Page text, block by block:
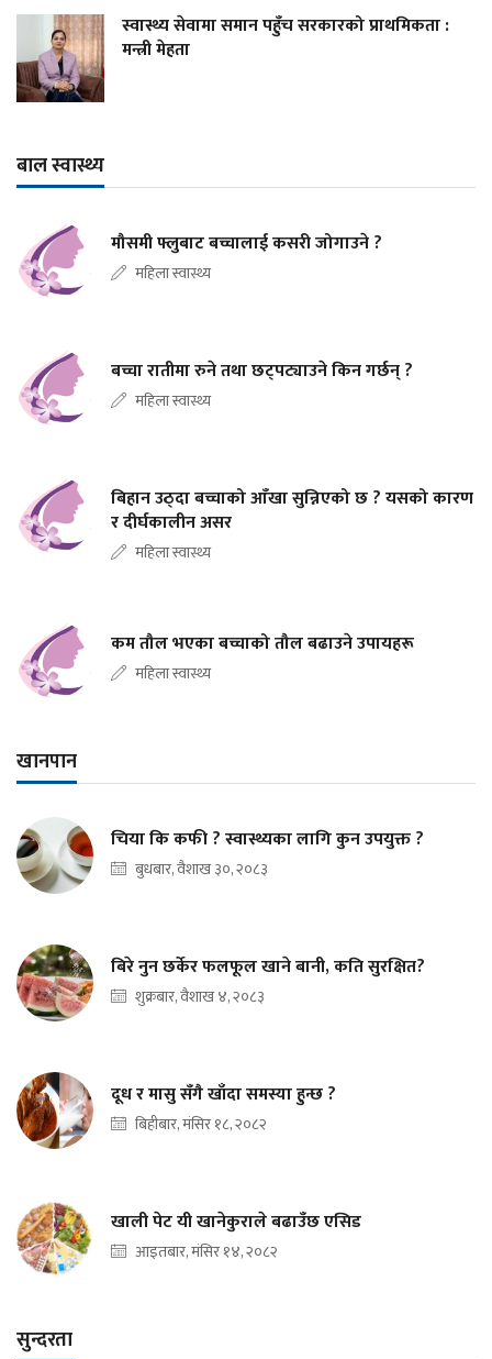
स्वास्थ्य सेवामा समान पहुँच सरकारको प्राथमिकता :
मन्त्री मेहता
बाल स्वास्थ्य
मौसमी फ्लुबाट बच्चालाई कसरी जोगाउने ?
महिला स्वास्थ्य
बच्चा रातीमा रुने तथा छट्पट्याउने किन गर्छन् ?
महिला स्वास्थ्य
बिहान उठ्दा बच्चाको आँखा सुन्निएको छ ? यसको कारण
र दीर्घकालीन असर
महिला स्वास्थ्य
कम तौल भएका बच्चाको तौल बढाउने उपायहरू
महिला स्वास्थ्य
खानपान
चिया कि कफी ? स्वास्थ्यका लागि कुन उपयुक्त ?
बुधबार, वैशाख ३०, २०८३
बिरे नुन छर्केर फलफूल खाने बानी, कति सुरक्षित?
शुक्रबार, वैशाख ४, २०८३
दूध र मासु सँगै खाँदा समस्या हुन्छ ?
बिहीबार, मंसिर १८, २०८२
खाली पेट यी खानेकुराले बढाउँछ एसिड
आइतबार, मंसिर १४, २०८२
सुन्दरता